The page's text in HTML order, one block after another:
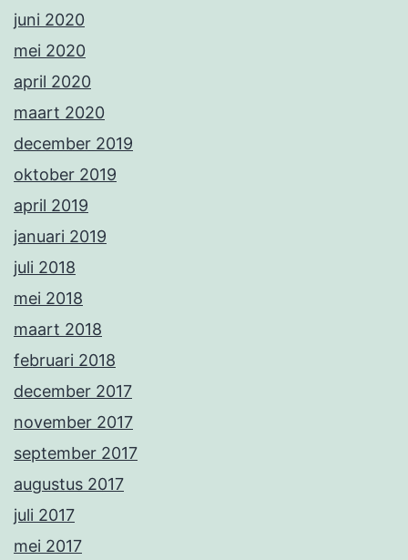
juni 2020
mei 2020
april 2020
maart 2020
december 2019
oktober 2019
april 2019
januari 2019
juli 2018
mei 2018
maart 2018
februari 2018
december 2017
november 2017
september 2017
augustus 2017
juli 2017
mei 2017